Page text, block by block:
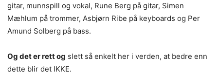
gitar, munnspill og vokal, Rune Berg på gitar, Simen
Mæhlum på trommer, Asbjørn Ribe på keyboards og Per
Amund Solberg på bass.
Og det er rett og slett så enkelt her i verden, at bedre enn
dette blir det IKKE.